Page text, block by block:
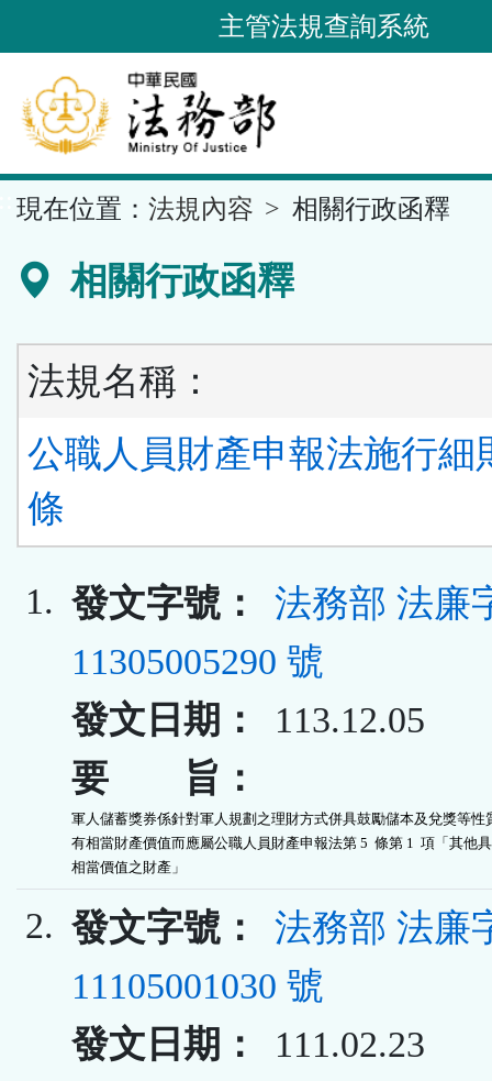
到
要
內
容
區
主管法規查詢系統
現在位置： 法規內容 相關行政函釋
相關行政函釋
法規名稱：
公職人員財產申報法施行細
條
1. 發文字號：
法務部 法廉
11305005290 號
發文日期：
113.12.05
要 旨：
軍人儲蓄獎券係針對軍人規劃之理財方式併具鼓勵儲本及兌獎等性
有相當財產價值而應屬公職人員財產申報法第 5  條第 1  項「其他
相當價值之財產」
2. 發文字號：
法務部 法廉
11105001030 號
發文日期：
111.02.23